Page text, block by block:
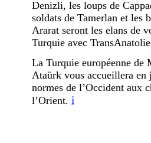
Denizli, les loups de
soldats de Tamerlan et les
Ararat seront les elans de
Turquie avec
La Turquie européenne de
Ataürk vous accueillera en
normes de l’Occident aux
l’Orient. i